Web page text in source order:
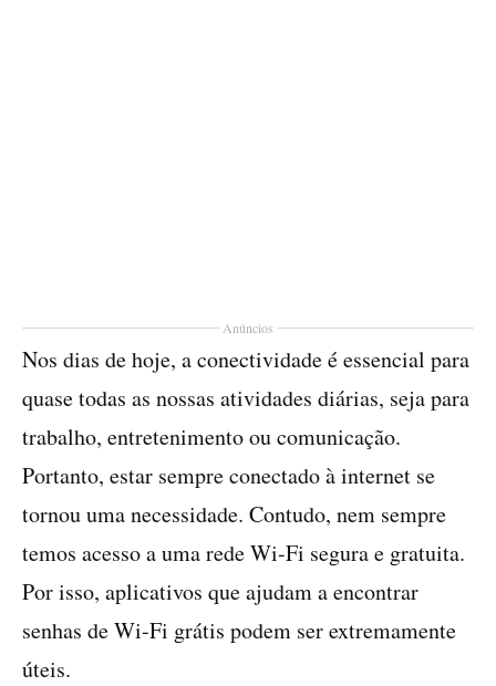
Anúncios
Nos dias de hoje, a conectividade é essencial para
quase todas as nossas atividades diárias, seja para
trabalho, entretenimento ou comunicação.
Portanto, estar sempre conectado à internet se
tornou uma necessidade. Contudo, nem sempre
temos acesso a uma rede Wi-Fi segura e gratuita.
Por isso, aplicativos que ajudam a encontrar
senhas de Wi-Fi grátis podem ser extremamente
úteis.